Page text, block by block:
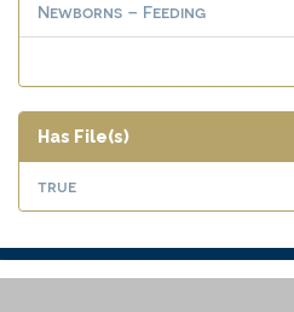
Newborns – Feeding
Has File(s)
true